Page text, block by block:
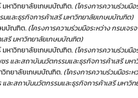
หาวิทยาลัยเกษมบัณฑิต.(โครงการความร่วมมือ
มและธุรกิจการค้าเสรี มหาวิทยาลัยเกษมบัณฑิต)
มบัณฑิต.(โครงการความร่วมมือระหว่าง กรมเจร
สรี มหาวิทยาลัยเกษมบัณฑิต)
หาวิทยาลัยเกษมบัณฑิต.(โครงการความร่วมมือ
และสถาบันนวัตกรรมและธุรกิจการค้าเสรี มห
ทยาลัยเกษมบัณฑิต.(โครงการความร่วมมือระห
ะสถาบันนวัตกรรมและธุรกิจการค้าเสรี มหาวิ